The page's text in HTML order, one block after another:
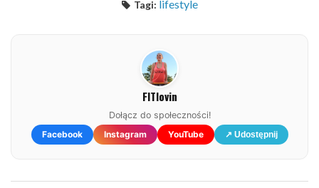
Tagi: lifestyle
FITlovin
Dołącz do społeczności!
Facebook
Instagram YouTube ↗ Udostępnij